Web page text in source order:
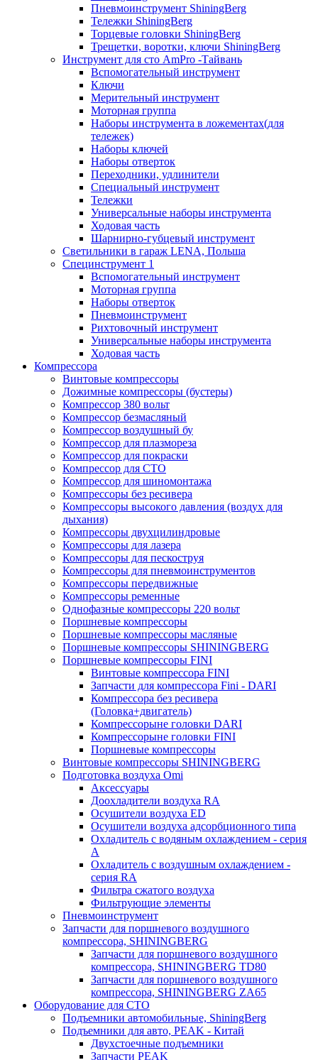
Пневмоинструмент ShiningBerg
Тележки ShiningBerg
Торцевые головки ShiningBerg
Трещетки, воротки, ключи ShiningBerg
Инструмент для сто AmPro -Тайвань
Вспомогательный инструмент
Ключи
Мерительный инструмент
Моторная группа
Наборы инструмента в ложементах(для
тележек)
Наборы ключей
Наборы отверток
Переходники, удлинители
Специальный инструмент
Тележки
Универсальные наборы инструмента
Ходовая часть
Шарнирно-губцевый инструмент
Светильники в гараж LENA, Польша
Специнструмент 1
Вспомогательный инструмент
Моторная группа
Наборы отверток
Пневмоинструмент
Рихтовочный инструмент
Универсальные наборы инструмента
Ходовая часть
Компрессора
Винтовые компрессоры
Дожимные компрессоры (бустеры)
Компрессор 380 вольт
Компрессор безмасляный
Компрессор воздушный бу
Компрессор для плазмореза
Компрессор для покраски
Компрессор для СТО
Компрессор для шиномонтажа
Компрессоры без ресивера
Компрессоры высокого давления (воздух для
дыхания)
Компрессоры двухцилиндровые
Компрессоры для лазера
Компрессоры для пескоструя
Компрессоры для пневмоинструментов
Компрессоры передвижные
Компрессоры ременные
Однофазные компрессоры 220 вольт
Поршневые компрессоры
Поршневые компрессоры масляные
Поршневые компрессоры SHININGBERG
Поршневые компрессоры FINI
Винтовые компрессора FINI
Запчасти для компрессора Fini - DARI
Компрессора без ресивера
(Головка+двигатель)
Компрессорыне головки DARI
Компрессорыне головки FINI
Поршневые компрессоры
Винтовые компрессоры SHININGBERG
Подготовка воздуха Omi
Аксессуары
Доохладители воздуха RA
Осушители воздуха ED
Осушители воздуха адсорбционного типа
Охладитель с водяным охлаждением - серия
A
Охладитель с воздушным охлаждением -
серия RA
Фильтра сжатого воздуха
Фильтрующие элементы
Пневмоинструмент
Запчасти для поршневого воздушного
компрессора, SHININGBERG
Запчасти для поршневого воздушного
компрессора, SHININGBERG TD80
Запчасти для поршневого воздушного
компрессора, SHININGBERG ZA65
Оборудование для СТО
Подъемники автомобильные, ShiningBerg
Подъемники для авто, PEAK - Китай
Двухстоечные подъемники
Запчасти PEAK